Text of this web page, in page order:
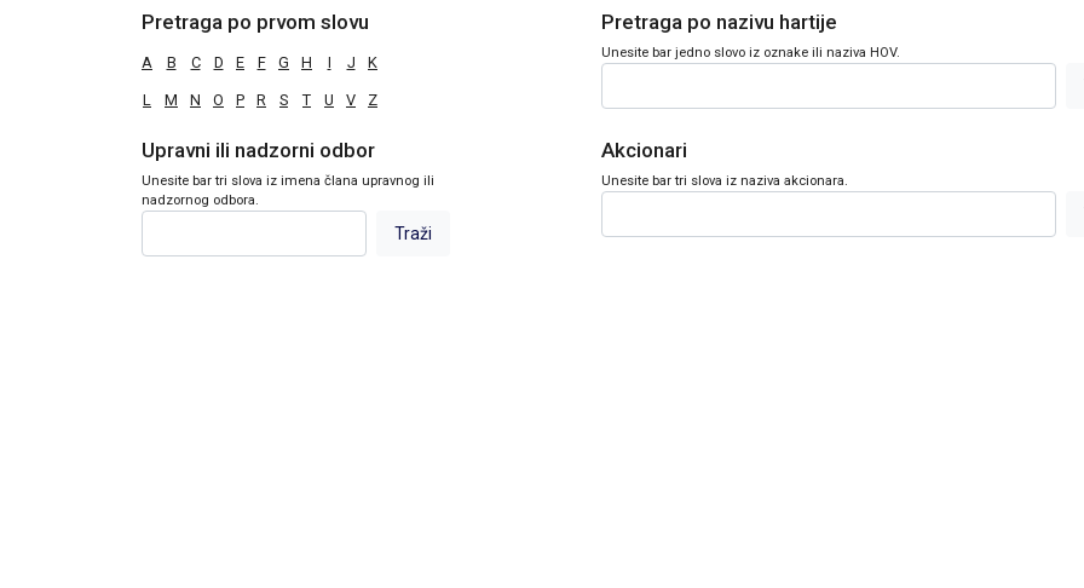
Pretraga po prvom slovu
A B C D E F G H I J K
L M N O P R S T U V Z
Pretraga po nazivu hartije
Unesite bar jedno slovo iz oznake ili naziva HOV.
Upravni ili nadzorni odbor
Unesite bar tri slova iz imena člana upravnog ili
nadzornog odbora.
Akcionari
Unesite bar tri slova iz naziva akcionara.